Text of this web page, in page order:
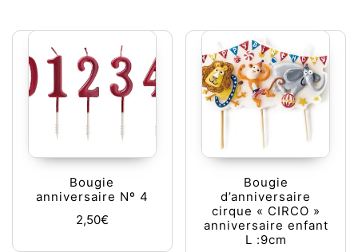
Bougie
anniversaire Nº 4
2,50€
Bougie
d’anniversaire
cirque « CIRCO »
anniversaire enfant
L :9cm